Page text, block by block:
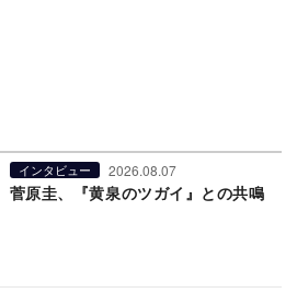
インタビュー 2026.08.07
菅原圭、『黄泉のツガイ』との共鳴